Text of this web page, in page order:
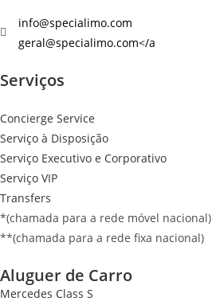
info@specialimo.com
geral@specialimo.com</a
Serviços
Concierge Service
Serviço à Disposição
Serviço Executivo e Corporativo
Serviço VIP
Transfers
*(chamada para a rede móvel nacional)
**(chamada para a rede fixa nacional)
Aluguer de Carro
Mercedes Class S